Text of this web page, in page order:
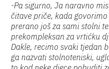
-Pa sigurno, Ja naravno
čitave priče, kada
prerano još za sami stolni
prekompleksan za vrtićku
Dakle, recimo svaki tjedan
ga nazvati stolnoteniski,